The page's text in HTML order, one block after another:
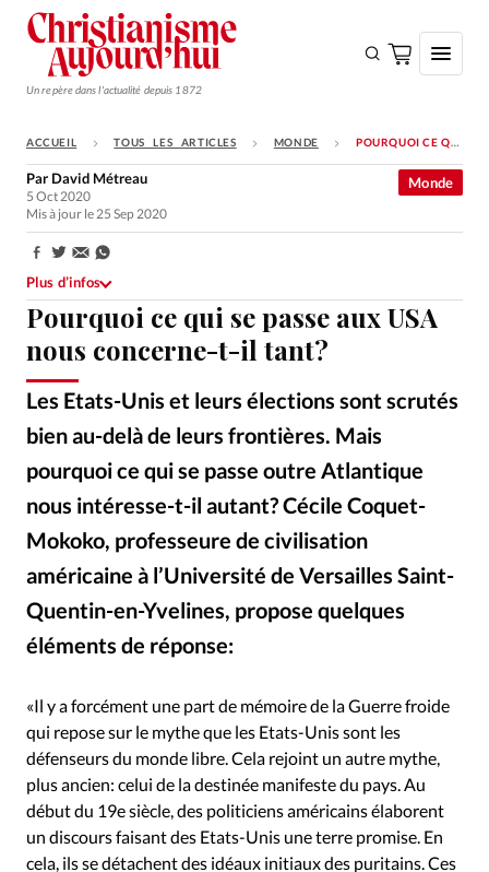
Un repère dans l'actualité depuis 1872
S'ABONNER
Monde
Opinions
Tous les articles
Faire un don
Emploi
Se connecter
Devise:
CHF
RUBRIQUES
Actualité internationale
Chronique
Culture
Dossier
Eglises Foi
Opinions
Publireportage
Relations Aujourd'hui
Société
Tour du monde des Eglises
Trait d'Ixène
Vécu
Vie Intérieure
ACCUEIL TOUS LES ARTICLES MONDE POURQUOI CE QUI SE PASSE AUX USA NOUS CONCERNE-T-IL TANT?
Pourquoi ce qui se passe aux USA
nous concerne-t-il tant?
Les Etats-Unis et leurs élections sont scrutés
bien au-delà de leurs frontières. Mais
pourquoi ce qui se passe outre Atlantique
nous intéresse-t-il autant? Cécile Coquet-
Mokoko, professeure de civilisation
américaine à l’Université de Versailles Saint-
Quentin-en-Yvelines, propose quelques
éléments de réponse:
Monde
Par David Métreau
5 Oct 2020
Mis à jour le 25 Sep 2020
Partager:
Plus d’infos
«Il y a forcément une part de mémoire de la Guerre froide
qui repose sur le mythe que les Etats-Unis sont les
défenseurs du monde libre. Cela rejoint un autre mythe,
plus ancien: celui de la destinée manifeste du pays. Au
début du 19e siècle, des politiciens américains élaborent
un discours faisant des Etats-Unis une terre promise. En
cela, ils se détachent des idéaux initiaux des puritains. Ces